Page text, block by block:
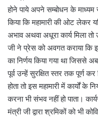
होने पाये अपने सम्बोधन के माध्यम
किया कि महामारी की ओट लेकर
अभाव अथवा अधूरा कार्य मिला
जी ने प्रेस को अवगत कराया कि
का निर्णय किया गया था जिससे
पूर्व उन्हें सुरक्षित स्तर तक पूर्ण कर
होता तो इस महामारी में कार्यों के
करना भी संभव नहीं हो पाता।
मंत्री जी द्वारा श्रमिकों को भी